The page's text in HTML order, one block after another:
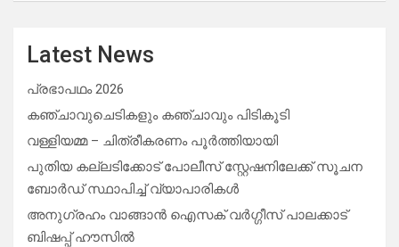
Latest News
പ്രഭാപഥം 2026
കഞ്ചാവുചെടികളും കഞ്ചാവും പിടികൂടി
വള്ളിയമ്മ – ചിത്രീകരണം പൂർത്തിയായി
പുതിയ കല്ലടിക്കോട് പോലീസ് സ്റ്റേഷനിലേക്ക് സൂചന
ബോർഡ് സ്ഥാപിച്ച് വ്യാപാരികൾ
അനുഗ്രഹം വാങ്ങാൻ ഐസക് വര്‍ഗ്ഗീസ് പാലക്കാട്
ബിഷപ്പ് ഹൗസില്‍